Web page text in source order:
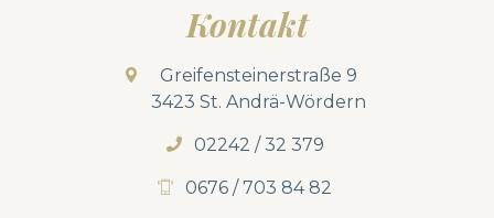
Kontakt
Greifensteinerstraße 9
3423 St. Andrä-Wördern
02242 / 32 379
0676 / 703 84 82